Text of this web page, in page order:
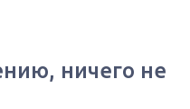
ничего не